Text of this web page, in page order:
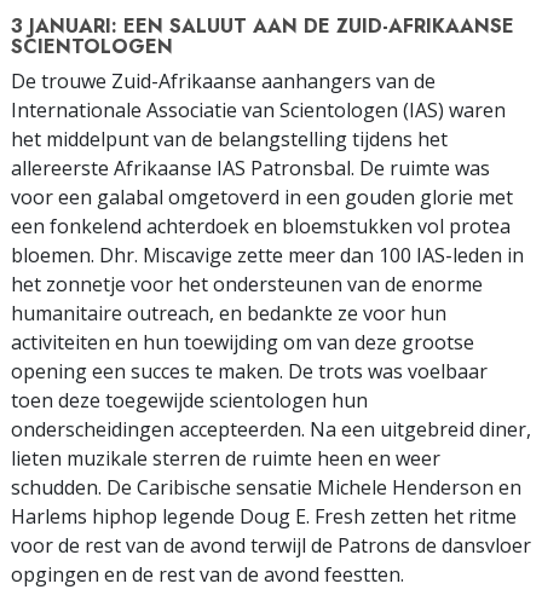
3 JANUARI: EEN SALUUT AAN DE ZUID-AFRIKAANSE
SCIENTOLOGEN
De trouwe Zuid-Afrikaanse aanhangers van de
Internationale Associatie van Scientologen (IAS) waren
het middelpunt van de belangstelling tijdens het
allereerste Afrikaanse IAS Patronsbal. De ruimte was
voor een galabal omgetoverd in een gouden glorie met
een fonkelend achterdoek en bloemstukken vol protea
bloemen. Dhr. Miscavige zette meer dan 100 IAS-leden in
het zonnetje voor het ondersteunen van de enorme
humanitaire outreach, en bedankte ze voor hun
activiteiten en hun toewijding om van deze grootse
opening een succes te maken. De trots was voelbaar
toen deze toegewijde scientologen hun
onderscheidingen accepteerden. Na een uitgebreid diner,
lieten muzikale sterren de ruimte heen en weer
schudden. De Caribische sensatie Michele Henderson en
Harlems hiphop legende Doug E. Fresh zetten het ritme
voor de rest van de avond terwijl de Patrons de dansvloer
opgingen en de rest van de avond feestten.